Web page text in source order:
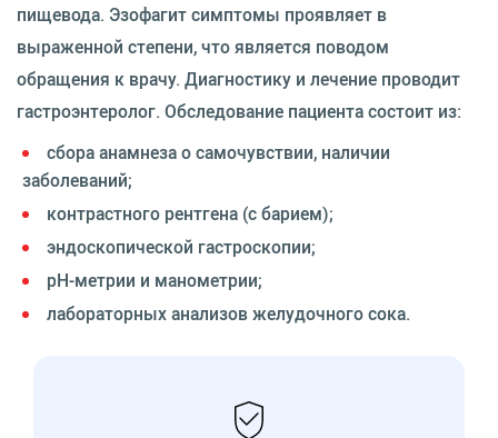
пищевода. Эзофагит симптомы проявляет в
выраженной степени, что является поводом
обращения к врачу. Диагностику и лечение проводит
гастроэнтеролог. Обследование пациента состоит из:
сбора анамнеза о самочувствии, наличии
заболеваний;
контрастного рентгена (с барием);
эндоскопической гастроскопии;
рН-метрии и манометрии;
лабораторных анализов желудочного сока.